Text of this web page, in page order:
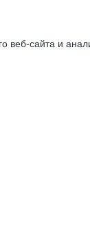
сайта и